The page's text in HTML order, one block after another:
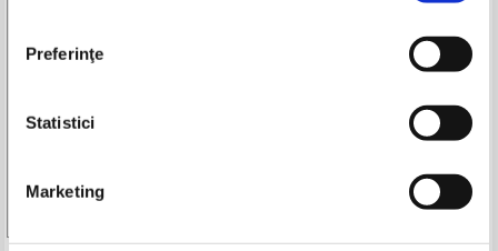
Preferinţe
Statistici
Marketing
An de aparitie: 2006
Format: 11 x 18 cm
Stare: buna